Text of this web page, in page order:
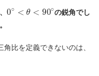
0∘ < θ < 90∘の鋭角でし
角比を定義できないのは、